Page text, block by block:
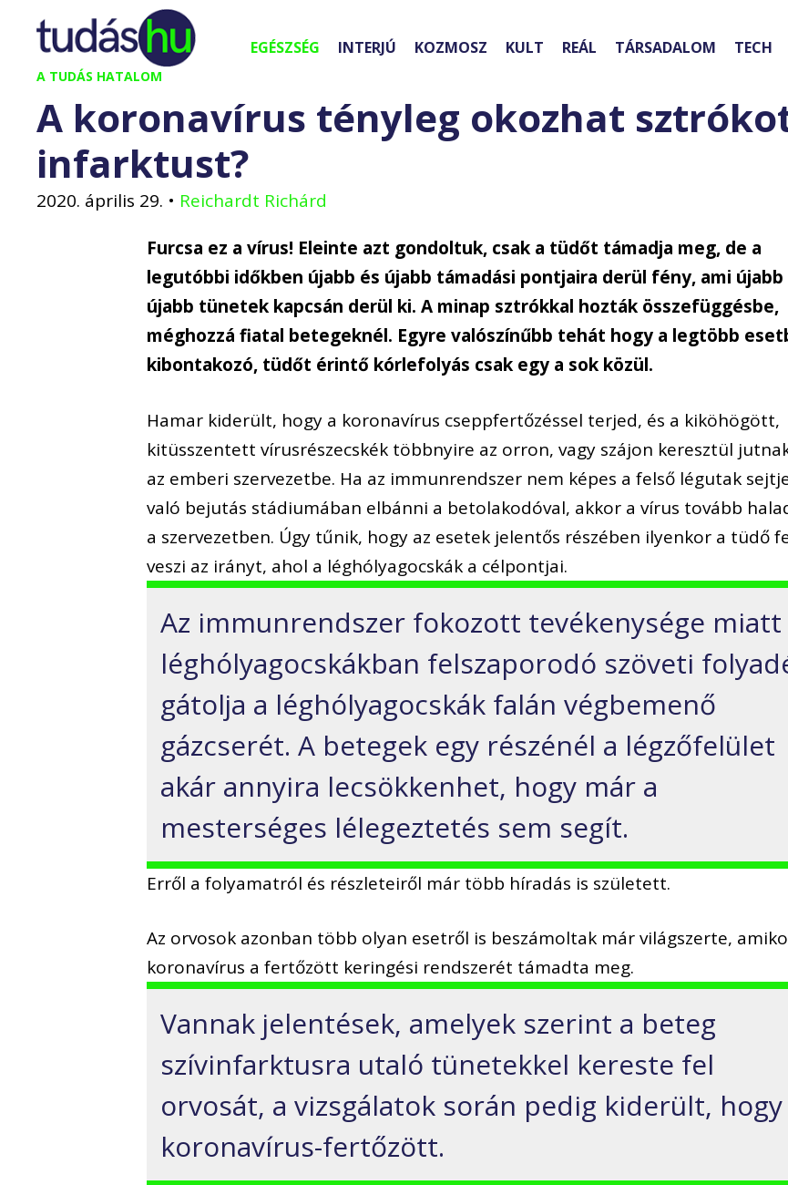
Kilépés
tartalomba
A TUDÁS HATALOM
EGÉSZSÉG INTERJÚ KOZMOSZ KULT REÁL TÁRSADALOM TECH
A koronavírus tényleg okozhat
infarktust?
2020. április 29. • Reichardt Richárd
Furcsa ez a vírus! Eleinte azt gondoltuk, csak a tüdőt támadja meg, de a
legutóbbi időkben újabb és újabb támadási pontjaira derül fény, ami újabb
újabb tünetek kapcsán derül ki. A minap sztrókkal hozták összefüggésbe,
méghozzá fiatal betegeknél. Egyre valószínűbb tehát hogy a legtöbb
kibontakozó, tüdőt érintő kórlefolyás csak egy a sok közül.
Hamar kiderült, hogy a koronavírus cseppfertőzéssel terjed, és a kiköhögött,
kitüsszentett vírusrészecskék többnyire az orron, vagy szájon keresztül
az emberi szervezetbe. Ha az immunrendszer nem képes a felső légutak
való bejutás stádiumában elbánni a betolakodóval, akkor a vírus tovább
a szervezetben. Úgy tűnik, hogy az esetek jelentős részében ilyenkor a tüdő
veszi az irányt, ahol a léghólyagocskák a célpontjai.
Az immunrendszer fokozott tevékenysége miatt
léghólyagocskákban felszaporodó szöveti
gátolja a léghólyagocskák falán végbemenő
gázcserét. A betegek egy részénél a légzőfelület
akár annyira lecsökkenhet, hogy már a
mesterséges lélegeztetés sem segít.
Erről a folyamatról és részleteiről már több híradás is született.
Az orvosok azonban több olyan esetről is beszámoltak már világszerte,
koronavírus a fertőzött keringési rendszerét támadta meg.
Vannak jelentések, amelyek szerint a beteg
szívinfarktusra utaló tünetekkel kereste fel
orvosát, a vizsgálatok során pedig kiderült, hogy
koronavírus-fertőzött.